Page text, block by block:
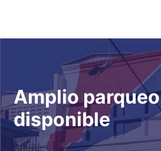
Amplio parqueo
disponible